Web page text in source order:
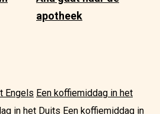
apotheek
Engels Een koffiemiddag in het
in het Duits Een koffiemiddag in